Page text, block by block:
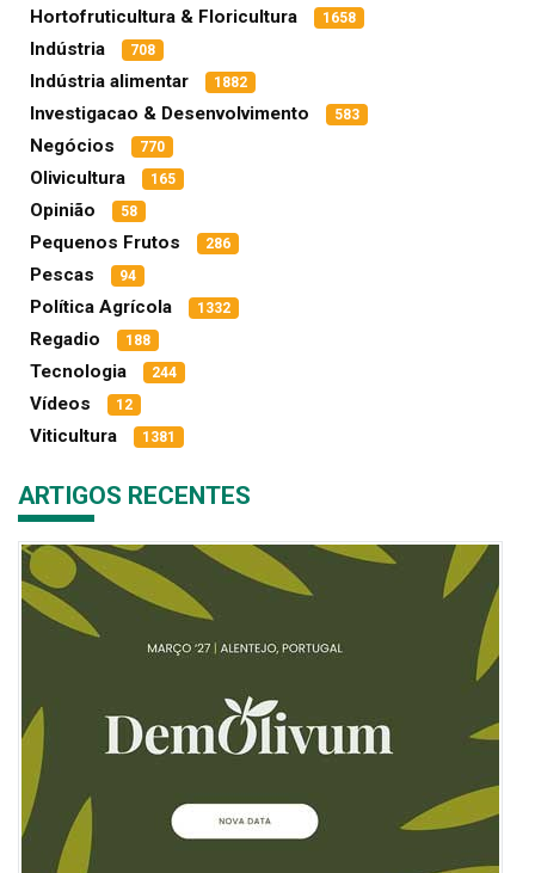
Hortofruticultura & Floricultura 1658
Indústria 708
Indústria alimentar 1882
Investigacao & Desenvolvimento 583
Negócios 770
Olivicultura 165
Opinião 58
Pequenos Frutos 286
Pescas 94
Política Agrícola 1332
Regadio 188
Tecnologia 244
Vídeos 12
Viticultura 1381
ARTIGOS RECENTES